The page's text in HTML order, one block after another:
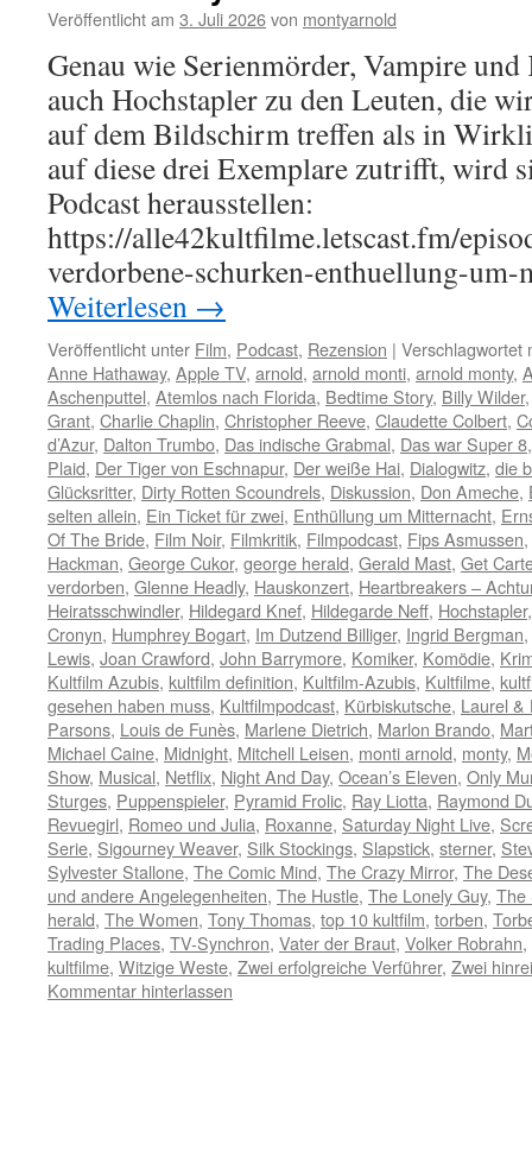
Veröffentlicht am 3. Juli 2026von montyarnold
Genau wie Serienmörder, Vampire
auch Hochstapler zu den Leuten, die
auf dem Bildschirm treffen als in
auf diese drei Exemplare zutrifft, wird
Podcast herausstellen:
https://alle42kultfilme.letscast.fm/
verdorbene-schurken-enthuellung-
Weiterlesen →
Veröffentlicht unter Film, Podcast, Rezension | Verschlagwortet
Anne Hathaway, Apple TV, arnold, arnold monti, arnold monty,
Aschenputtel, Atemlos nach Florida, Bedtime Story, Billy Wilder
Grant, Charlie Chaplin, Christopher Reeve, Claudette Colbert,
d’Azur, Dalton Trumbo, Das indische Grabmal, Das war Super 8
Plaid, Der Tiger von Eschnapur, Der weiße Hai, Dialogwitz, die
Glücksritter, Dirty Rotten Scoundrels, Diskussion, Don Ameche,
selten allein, Ein Ticket für zwei, Enthüllung um Mitternacht,
Of The Bride, Film Noir, Filmkritik, Filmpodcast, Fips Asmussen,
Hackman, George Cukor, george herald, Gerald Mast, Get
verdorben, Glenne Headly, Hauskonzert, Heartbreakers –
Heiratsschwindler, Hildegard Knef, Hildegarde Neff, Hochstapler
Cronyn, Humphrey Bogart, Im Dutzend Billiger, Ingrid Bergman,
Lewis, Joan Crawford, John Barrymore, Komiker, Komödie,
Kultfilm Azubis, kultfilm definition, Kultfilm-Azubis, Kultfilme,
gesehen haben muss, Kultfilmpodcast, Kürbiskutsche, Laurel &
Parsons, Louis de Funès, Marlene Dietrich, Marlon Brando,
Michael Caine, Midnight, Mitchell Leisen, monti arnold, monty,
Show, Musical, Netflix, Night And Day, Ocean’s Eleven, Only
Sturges, Puppenspieler, Pyramid Frolic, Ray Liotta, Raymond
Revuegirl, Romeo und Julia, Roxanne, Saturday Night Live,
Serie, Sigourney Weaver, Silk Stockings, Slapstick, sterner,
Sylvester Stallone, The Comic Mind, The Crazy Mirror, The
und andere Angelegenheiten, The Hustle, The Lonely Guy, The
herald, The Women, Tony Thomas, top 10 kultfilm, torben,
Trading Places, TV-Synchron, Vater der Braut, Volker Robrahn,
kultfilme, Witzige Weste, Zwei erfolgreiche Verführer, Zwei
Kommentar hinterlassen